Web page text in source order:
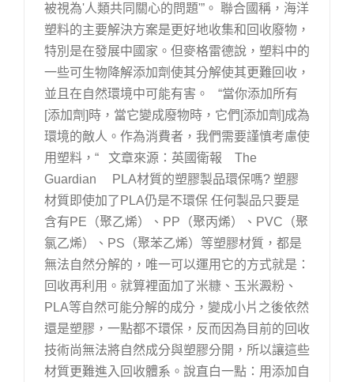
被視為'人類共同關心的問題'”。 聯合國稱，海洋
塑料的主要解決方案是更好地收集和回收廢物，
特別是在發展中國家。但麥格雷德說，塑料中的
一些可生物降解添加劑使其分解使其更難回收，
並且在自然環境中可能有害。 “當你添加所有
[添加劑]時，當它變成廢物時，它們[添加劑]成為
環境的敵人。作為消費者，我們需要謹慎考慮使
用塑料，“ 文章來源：英國衛報 The
Guardian PLA材質的塑膠製品環保嗎? 塑膠
材質即使加了PLA仍是不環保 任何製品只要是
含有PE（聚乙烯）、PP（聚丙烯）、PVC（聚
氯乙烯）、PS（聚苯乙烯）等塑膠材質，都是
無法自然分解的，唯一可以運用它的方式就是：
回收再利用。就算裡面加了米糠、玉米澱粉、
PLA等自然可能分解的成分，變成小片之後依然
還是塑膠，一點都不環保，反而因為目前的回收
技術尚無法將自然成分與塑膠分開，所以讓這些
材質更難進入回收體系。說直白一點：用添加自